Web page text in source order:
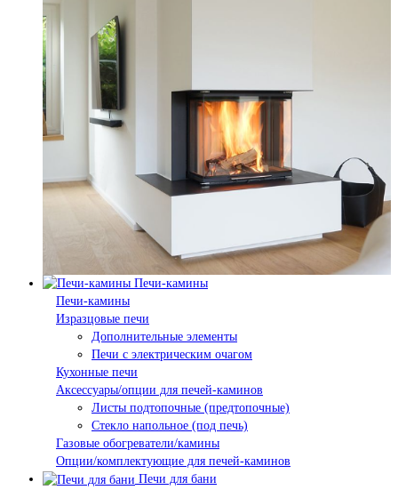
Печи-камины
Печи-камины
Изразцовые печи
Дополнительные элементы
Печи с электрическим очагом
Кухонные печи
Аксессуары/опции для печей-каминов
Листы подтопочные (предтопочные)
Стекло напольное (под печь)
Газовые обогреватели/камины
Опции/комплектующие для печей-каминов
Печи для бани